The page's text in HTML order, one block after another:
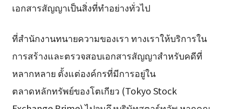
เอกสารสัญญาเป็นสิ่งที่ทำอย่างทั่วไป
ที่สำนักงานทนายความของเรา ทางเราให้บริการใน
การสร้างและตรวจสอบเอกสารสัญญาสำหรับคดีที่
หลากหลาย ตั้งแต่องค์กรที่มีการอยู่ใน
ตลาดหลักทรัพย์ของโตเกียว (Tokyo Stock